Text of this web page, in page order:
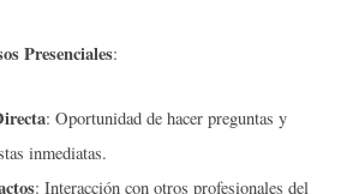
Presenciales:
: Oportunidad de hacer preguntas y
inmediatas.
: Interacción con otros profesionales del